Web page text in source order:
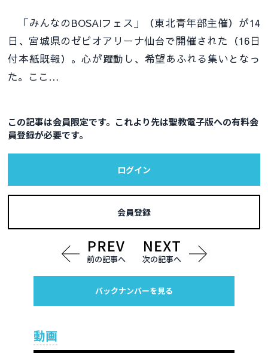
「みんなのBOSAIフェス」（東北青年部主催）が14
日、宮城県のゼビオアリーナ仙台で開催された（16日
付本紙既報）。心が躍動し、希望あふれる集いとなっ
た。ここ…
この記事は会員限定です。これより先は聖教電子版への有料会
員登録が必要です。
ログイン
会員登録
前の記事へ 次の記事へ
バックナンバーを見る
動画